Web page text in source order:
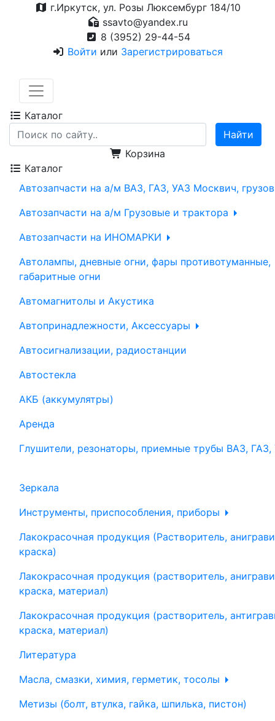
г.Иркутск, ул. Розы Люксембург 184/10
ssavto@yandex.ru
8 (3952) 29-44-54
Войти или Зарегистрироваться
Каталог
Корзина
Каталог
Автозапчасти на а/м ВАЗ, ГАЗ, УАЗ Москвич,
Автозапчасти на а/м Грузовые и трактора
Автозапчасти на ИНОМАРКИ
Автолампы, дневные огни, фары противотуманные,
габаритные огни
Автомагнитолы и Акустика
Автопринадлежности, Аксессуары
Автосигнализации, радиостанции
Автостекла
АКБ (аккумулятры)
Аренда
Глушители, резонаторы, приемные трубы ВАЗ, ГАЗ,
Зеркала
Инструменты, приспособления, приборы
Лакокрасочная продукция (Растворитель,
краска)
Лакокрасочная продукция (растворитель,
краска, материал)
Лакокрасочная продукция (растворитель,
краска, материал)
Литература
Масла, смазки, химия, герметик, тосолы
Метизы (болт, втулка, гайка, шпилька, пистон)